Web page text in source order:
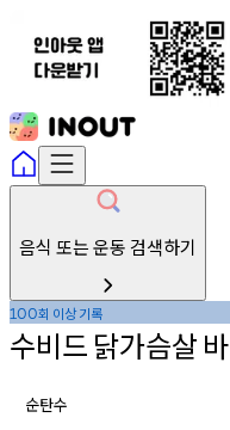
음식 또는 운동 검색하기
100회 이상기록
수비드 닭가슴살
순탄수